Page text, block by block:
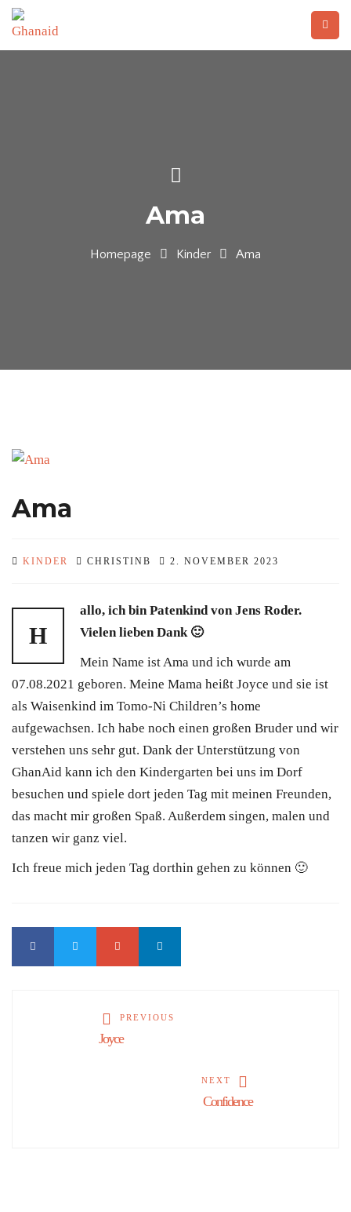
Ama
Homepage Kinder Ama
Ama
KINDER CHRISTINB 2. NOVEMBER 2023
H
allo, ich bin Patenkind von Jens Roder.
Vielen lieben Dank 🙂
Mein Name ist Ama und ich wurde am
07.08.2021 geboren. Meine Mama heißt Joyce und sie ist
als Waisenkind im Tomo-Ni Children’s home
aufgewachsen. Ich habe noch einen großen Bruder und wir
verstehen uns sehr gut. Dank der Unterstützung von
GhanAid kann ich den Kindergarten bei uns im Dorf
besuchen und spiele dort jeden Tag mit meinen Freunden,
das macht mir großen Spaß. Außerdem singen, malen und
tanzen wir ganz viel.
Ich freue mich jeden Tag dorthin gehen zu können 🙂
PREVIOUS
Joyce
NEXT
Confidence